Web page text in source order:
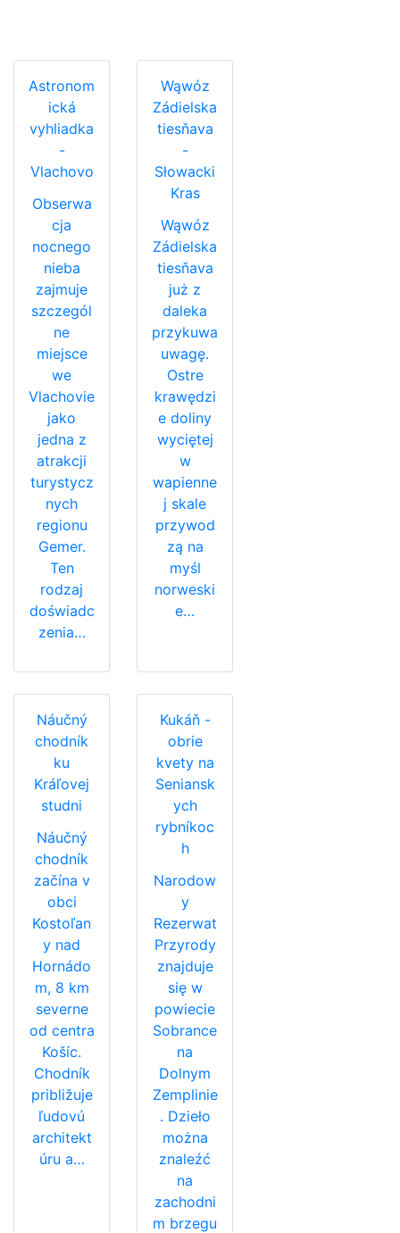
Astronom
ická
vyhliadka
-
Vlachovo
Obserwa
cja
nocnego
nieba
zajmuje
szczegól
ne
miejsce
we
Vlachovie
jako
jedna z
atrakcji
turystycz
nych
regionu
Gemer.
Ten
rodzaj
doświadc
zenia…
Wąwóz
Zádielska
tiesňava
-
Słowacki
Kras
Wąwóz
Zádielska
tiesňava
już z
daleka
przykuwa
uwagę.
Ostre
krawędzi
e doliny
wyciętej
w
wapienne
j skale
przywod
zą na
myśl
norweski
e…
Náučný
chodník
ku
Kráľovej
studni
Náučný
chodník
začína v
obci
Kostoľan
y nad
Hornádo
m, 8 km
severne
od centra
Košíc.
Chodník
približuje
ľudovú
architekt
úru a…
Kukáň -
obrie
kvety na
Seniansk
ych
rybníkoc
h
Narodow
y
Rezerwat
Przyrody
znajduje
się w
powiecie
Sobrance
na
Dolnym
Zemplinie
. Dzieło
można
znaleźć
na
zachodni
m brzegu